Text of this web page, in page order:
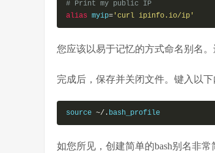
# Print my public IP
alias myip= 'curl ipinfo.io/ip'
您应该以易于记忆的方式命名别名
完成后，保存并关闭文件。键入以
source ~/. bash_profile
如您所见，创建简单的bash别名非常